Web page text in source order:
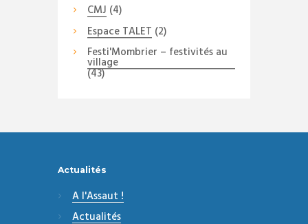
CMJ (4)
Espace TALET (2)
Festi'Mombrier – festivités au
village
(43)
Actualités
A l'Assaut !
Actualités